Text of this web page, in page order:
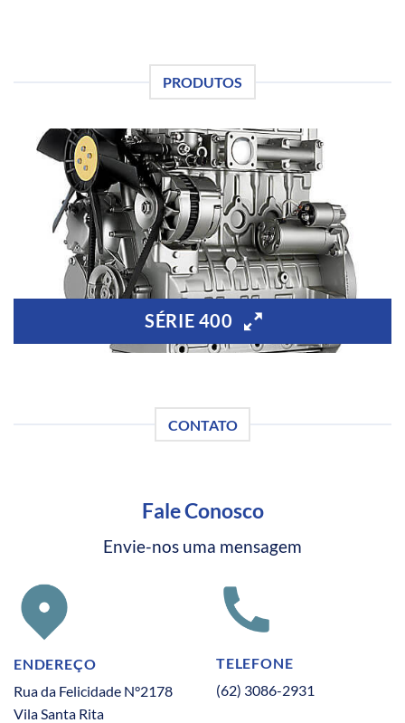
PRODUTOS
SÉRIE 400
CONTATO
Fale Conosco
Envie-nos uma mensagem
ENDEREÇO
Rua da Felicidade N°2178
Vila Santa Rita
TELEFONE
(62) 3086-2931